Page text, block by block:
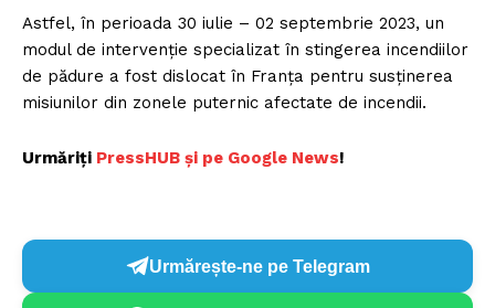
Astfel, în perioada 30 iulie – 02 septembrie 2023, un
modul de intervenție specializat în stingerea incendiilor
de pădure a fost dislocat în Franța pentru susținerea
misiunilor din zonele puternic afectate de incendii.
Urmăriți PressHUB și pe Google News!
Urmărește-ne pe Telegram